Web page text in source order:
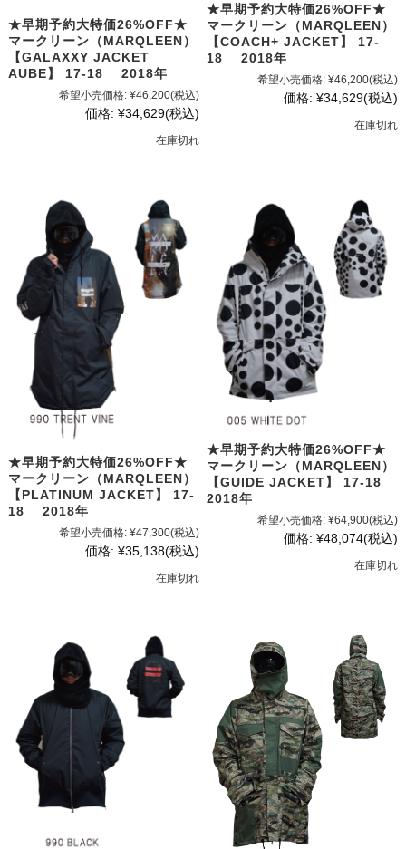
★早期予約大特価26%OFF★
マークリーン（MARQLEEN）
【GALAXXY JACKET
AUBE】 17-18 2018年
希望小売価格: ¥46,200(税込)
価格: ¥34,629(税込)
在庫切れ
★早期予約大特価26%OFF★
マークリーン（MARQLEEN）
【COACH+ JACKET】 17-
18 2018年
希望小売価格: ¥46,200(税込)
価格: ¥34,629(税込)
在庫切れ
★早期予約大特価26%OFF★
マークリーン（MARQLEEN）
【PLATINUM JACKET】 17-
18 2018年
希望小売価格: ¥47,300(税込)
価格: ¥35,138(税込)
在庫切れ
★早期予約大特価26%OFF★
マークリーン（MARQLEEN）
【GUIDE JACKET】 17-18
2018年
希望小売価格: ¥64,900(税込)
価格: ¥48,074(税込)
在庫切れ